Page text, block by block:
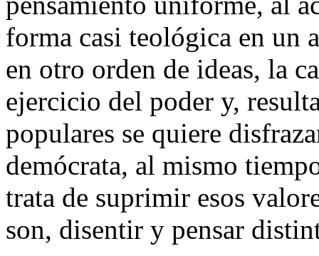
forma casi teológica en un
en otro orden de ideas, la
ejercicio del poder y,
populares se quiere
demócrata, al mismo
trata de suprimir esos
son, disentir y pensar